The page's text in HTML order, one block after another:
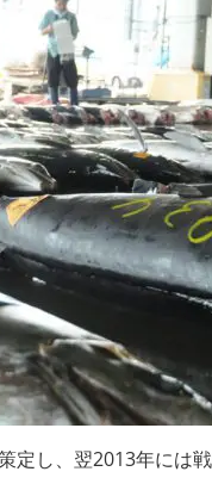
定し、翌2013年には